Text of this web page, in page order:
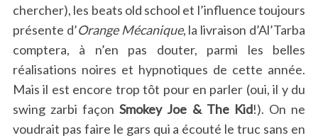
chercher), les beats old school et l’influence toujours
présente d’Orange Mécanique, la livraison d’Al’Tarba
comptera, à n’en pas douter, parmi les belles
réalisations noires et hypnotiques de cette année.
Mais il est encore trop tôt pour en parler (oui, il y du
swing zarbi façonSmokey Joe & The Kid!). On ne
voudrait pas faire le gars qui a écouté le truc sans en